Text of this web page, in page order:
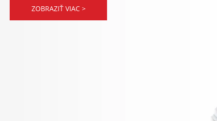
ZOBRAZIŤ VIAC >